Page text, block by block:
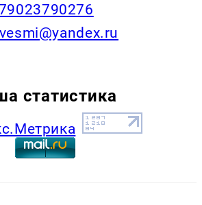
статистика